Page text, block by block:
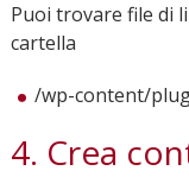
Puoi trovare file di
cartella
/wp-content/
4. Crea